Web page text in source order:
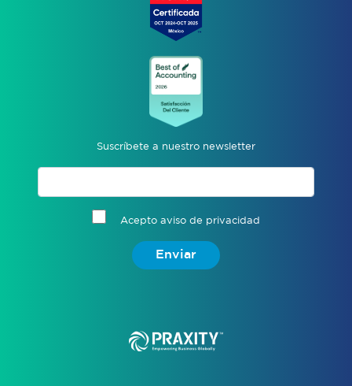
Suscríbete a nuestro newsletter
Acepto aviso de privacidad
Enviar